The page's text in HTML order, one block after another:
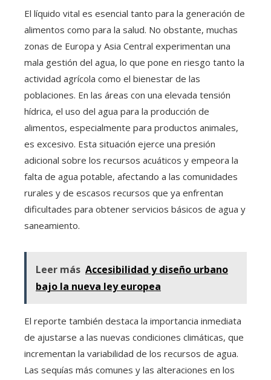
El líquido vital es esencial tanto para la generación de
alimentos como para la salud. No obstante, muchas
zonas de Europa y Asia Central experimentan una
mala gestión del agua, lo que pone en riesgo tanto la
actividad agrícola como el bienestar de las
poblaciones. En las áreas con una elevada tensión
hídrica, el uso del agua para la producción de
alimentos, especialmente para productos animales,
es excesivo. Esta situación ejerce una presión
adicional sobre los recursos acuáticos y empeora la
falta de agua potable, afectando a las comunidades
rurales y de escasos recursos que ya enfrentan
dificultades para obtener servicios básicos de agua y
saneamiento.
Leer más Accesibilidad y diseño urbano
bajo la nueva ley europea
El reporte también destaca la importancia inmediata
de ajustarse a las nuevas condiciones climáticas, que
incrementan la variabilidad de los recursos de agua.
Las sequías más comunes y las alteraciones en los